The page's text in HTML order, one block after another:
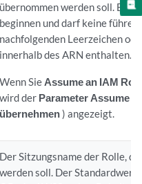
übernommen werden soll. Er
beginnen und darf keine
nachfolgenden Leerzeichen
innerhalb des ARN enthalten.
Wenn Sie Assume an IAM
wird der Parameter Assume
übernehmen) angezeigt.
Der Sitzungsname der Rolle,
werden soll. Der Standardwert